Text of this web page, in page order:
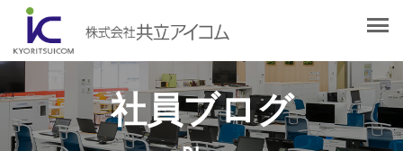
社員ブログ
会社概要
社長挨拶
企業理念
沿革
選ばれる理由
サービス紹介